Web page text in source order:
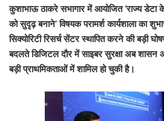
कुशाभाऊ ठाकरे सभागार में आयोजित ‘राज्य डेटा
को सुदृढ़ बनाने’ विषयक परामर्श कार्यशाला का
सिक्योरिटी रिसर्च सेंटर स्थापित करने की बड़ी
बदलते डिजिटल दौर में साइबर सुरक्षा अब
बड़ी प्राथमिकताओं में शामिल हो चुकी है।